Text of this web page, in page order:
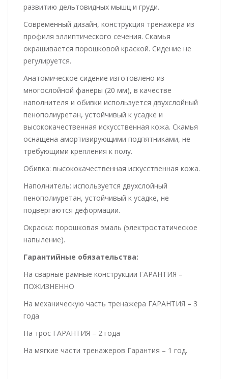
развитию дельтовидных мышц и груди.
Современный дизайн, конструкция тренажера из
профиля эллиптического сечения. Скамья
окрашивается порошковой краской. Сидение не
регулируется.
Анатомическое сидение изготовлено из
многослойной фанеры (20 мм), в качестве
наполнителя и обивки используется двухслойный
пенополиуретан, устойчивый к усадке и
высококачественная искусственная кожа. Скамья
оснащена амортизирующими подпятниками, не
требующими крепления к полу.
Обивка: высококачественная искусственная кожа.
Наполнитель: используется двухслойный
пенополиуретан, устойчивый к усадке, не
подвергаются деформации.
Окраска: порошковая эмаль (электростатическое
напыление).
Гарантийные обязательства:
На сварные рамные конструкции ГАРАНТИЯ –
ПОЖИЗНЕННО
На механическую часть тренажера ГАРАНТИЯ – 3
года
На трос ГАРАНТИЯ – 2 года
На мягкие части тренажеров Гарантия – 1 год.